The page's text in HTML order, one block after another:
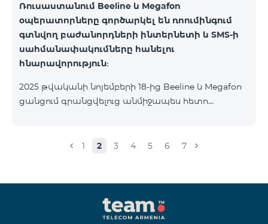
կստանան անսահմանափակ ինտերնետ, 2000
րոպե դեպի ՀՀ բոլոր ցանցեր, ԱՄՆ, Կանադա, ՌԴ
Beeline և Tele2 ցանցեր, 500 SMS, 200 ՄԲ
ռոումինգում, 60 TV ալիք։ «BeFree 5000 unlimit»
սակագնային փաթեթի ամսավճարը կազմում է
սակագնային փաթեթը կդադարի գ
Ռուսաստանում Beeline և Megafon
օպերատորները գործարկել են ռոումինգում
գտնվող բաժանորդների ինտերնետի և SMS-ի
սահմանափակումները հանելու
հնարավորություն։
2025 թվականի նոյեմբերի 18-ից Beeline և Megafon
ցանցում գրանցվելուց անմիջապես հետո
էջին։ Ստուգումը հաջողությամբ անցնելուց հետո
կերպով։ Խնդրում ենք ուշադրություն դարձնել, որ
Captcha հղումն աշխատում է միայն
համապատասխան օպերատորի բջջային
1 2 3 4 5 6 7